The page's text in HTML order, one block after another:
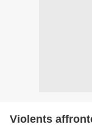
Violents